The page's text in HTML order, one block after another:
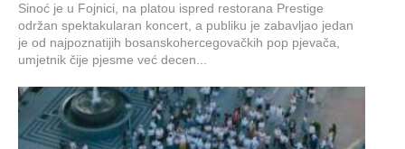
Sinoć je u Fojnici, na platou ispred restorana Prestige
održan spektakularan koncert, a publiku je zabavljao jedan
je od najpoznatijih bosanskohercegovačkih pop pjevača,
umjetnik čije pjesme već decen...